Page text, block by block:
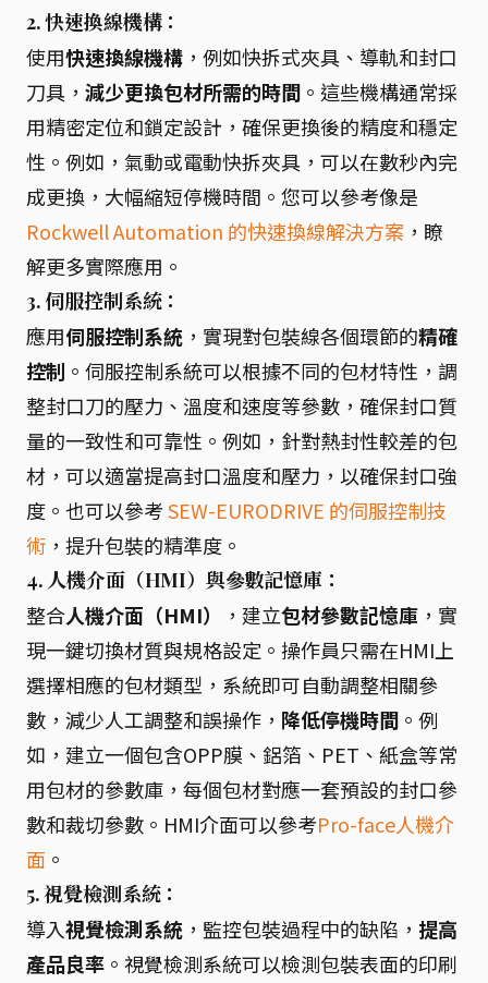
2. 快速換線機構：
使用快速換線機構 ，例如快拆式夾具、導軌和封口
刀具， 減少更換包材所需的時間 。這些機構通常採
用精密定位和鎖定設計，確保更換後的精度和穩定
性。例如，氣動或電動快拆夾具，可以在數秒內完
成更換，大幅縮短停機時間。您可以參考像是
Rockwell Automation 的快速換線解決方案 ，瞭
解更多實際應用。
3. 伺服控制系統：
應用伺服控制系統 ，實現對包裝線各個環節的精確
控制 。伺服控制系統可以根據不同的包材特性，調
整封口刀的壓力、溫度和速度等參數，確保封口質
量的一致性和可靠性。例如，針對熱封性較差的包
材，可以適當提高封口溫度和壓力，以確保封口強
度。也可以參考SEW-EURODRIVE 的伺服控制技
術 ，提升包裝的精準度。
4. 人機介面（HMI）與參數記憶庫：
整合人機介面（HMI） ，建立包材參數記憶庫 ，實
現一鍵切換材質與規格設定。操作員只需在HMI上
選擇相應的包材類型，系統即可自動調整相關參
數，減少人工調整和誤操作， 降低停機時間 。例
如，建立一個包含OPP膜、鋁箔、PET、紙盒等常
用包材的參數庫，每個包材對應一套預設的封口參
數和裁切參數。HMI介面可以參考Pro-face人機介
面 。
5. 視覺檢測系統：
導入視覺檢測系統 ，監控包裝過程中的缺陷， 提高
產品良率 。視覺檢測系統可以檢測包裝表面的印刷